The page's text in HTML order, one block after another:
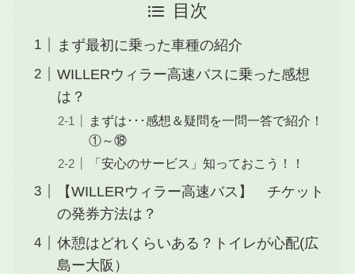
目次
まず最初に乗った車種の紹介
WILLERウィラー高速バスに乗った感想
は？
まずは･･･感想＆疑問を一問一答で紹介！
①～⑱
「安心のサービス」知っておこう！！
【WILLERウィラー高速バス】 チケット
の発券方法は？
休憩はどれくらいある？トイレが心配(広
島ー大阪）